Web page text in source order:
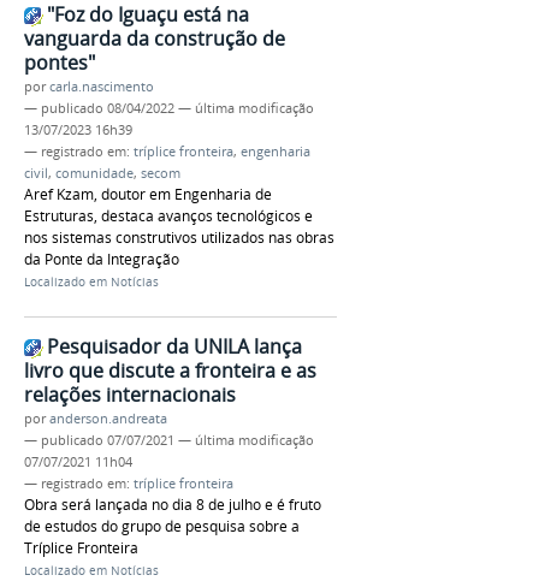
"Foz do Iguaçu está na
vanguarda da construção de
pontes"
porcarla.nascimento
— publicado 08/04/2022 — última modificação
13/07/2023 16h39
— registrado em: tríplice fronteira, engenharia
civil, comunidade, secom
Aref Kzam, doutor em Engenharia de
Estruturas, destaca avanços tecnológicos e
nos sistemas construtivos utilizados nas obras
da Ponte da Integração
Localizado em Notícias
Pesquisador da UNILA lança
livro que discute a fronteira e as
relações internacionais
poranderson.andreata
— publicado 07/07/2021 — última modificação
07/07/2021 11h04
— registrado em: tríplice fronteira
Obra será lançada no dia 8 de julho e é fruto
de estudos do grupo de pesquisa sobre a
Tríplice Fronteira
Localizado em Notícias